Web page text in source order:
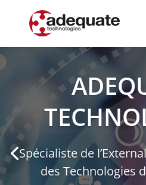
Spécialiste de
des Technologies